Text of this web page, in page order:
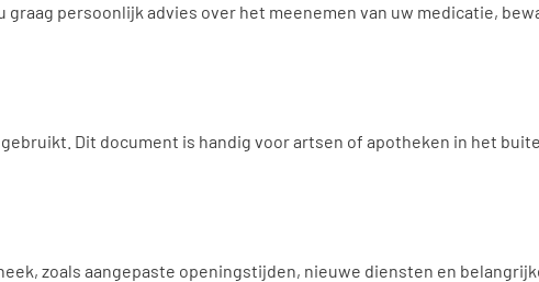
persoonlijk advies over het meenemen van uw medicatie,
Dit document is handig voor artsen of apotheken in het
zoals aangepaste openingstijden, nieuwe diensten en